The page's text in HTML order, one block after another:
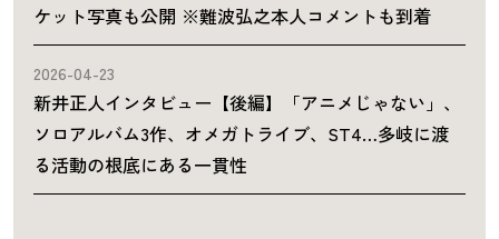
ケット写真も公開 ※難波弘之本人コメントも到着
2026-04-23
新井正人インタビュー【後編】「アニメじゃない」、
ソロアルバム3作、オメガトライブ、ST4…多岐に渡
る活動の根底にある一貫性